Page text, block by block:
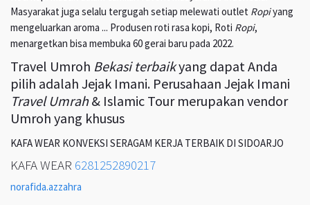
Masyarakat juga selalu tergugah setiap melewati outlet Ropiyang
mengeluarkan aroma ... Produsen roti rasa kopi, Roti Ropi,
menargetkan bisa membuka 60 gerai baru pada 2022.
Travel Umroh Bekasi terbaikyang dapat Anda
pilih adalah Jejak Imani. Perusahaan Jejak Imani
Travel Umrah& Islamic Tour merupakan vendor
Umroh yang khusus
KAFA WEAR KONVEKSI SERAGAM KERJA TERBAIK DI SIDOARJO
KAFA WEAR 6281252890217
norafida.azzahra